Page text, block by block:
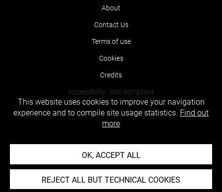
About
Contact Us
Terms of use
Cookies
Credits
Accessibility : non compliant
This website uses cookies to improve your navigation
experience and to compile site usage statistics. Find out
more
OK, ACCEPT ALL
REJECT ALL BUT TECHNICAL COOKIES